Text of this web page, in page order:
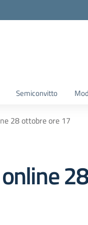
Semiconvitto
28 ottobre ore 17